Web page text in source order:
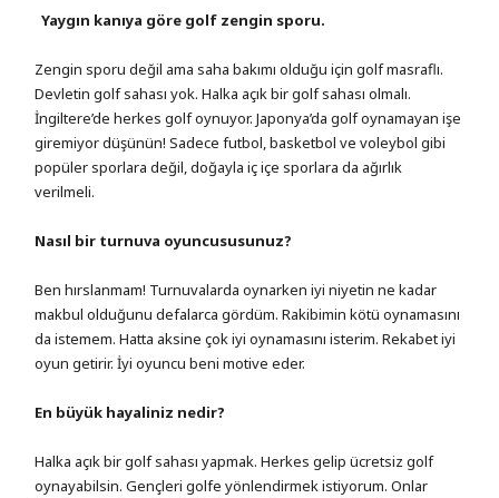
Yaygın kanıya göre golf zengin sporu.
Zengin sporu değil ama saha bakımı olduğu için golf masraflı.
Devletin golf sahası yok. Halka açık bir golf sahası olmalı.
İngiltere’de herkes golf oynuyor. Japonya’da golf oynamayan işe
giremiyor düşünün! Sadece futbol, basketbol ve voleybol gibi
popüler sporlara değil, doğayla iç içe sporlara da ağırlık
verilmeli.
Nasıl bir turnuva oyuncususunuz?
Ben hırslanmam! Turnuvalarda oynarken iyi niyetin ne kadar
makbul olduğunu defalarca gördüm. Rakibimin kötü oynamasını
da istemem. Hatta aksine çok iyi oynamasını isterim. Rekabet iyi
oyun getirir. İyi oyuncu beni motive eder.
En büyük hayaliniz nedir?
Halka açık bir golf sahası yapmak. Herkes gelip ücretsiz golf
oynayabilsin. Gençleri golfe yönlendirmek istiyorum. Onlar